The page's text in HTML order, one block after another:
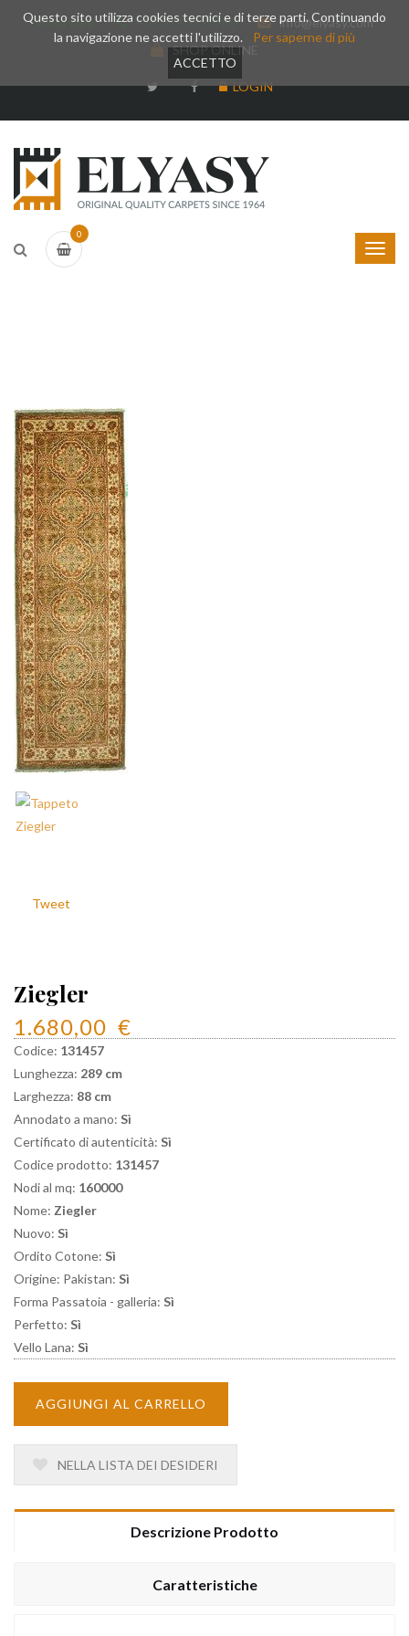
Whatsapp +39 377 3375788
info@elyasy.com
SHOP ONLINE
LOGIN
0
Tweet
Ziegler
1.680,00 €
Codice: 131457
Lunghezza: 289 cm
Larghezza: 88 cm
Annodato a mano: Sì
Certificato di autenticità: Sì
Codice prodotto: 131457
Nodi al mq: 160000
Nome: Ziegler
Nuovo: Sì
Ordito Cotone: Sì
Origine: Pakistan: Sì
Forma Passatoia - galleria: Sì
Perfetto: Sì
Vello Lana: Sì
AGGIUNGI AL CARRELLO
NELLA LISTA DEI DESIDERI
Descrizione Prodotto
Caratteristiche
Questo sito utilizza cookies tecnici e di terze parti. Continuando
la navigazione ne accetti l'utilizzo.
Per saperne di più
ACCETTO